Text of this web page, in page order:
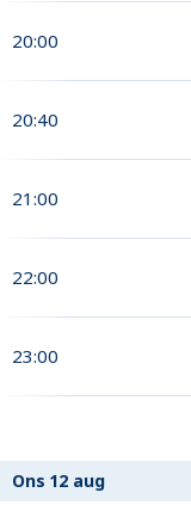
20:00
20:40
21:00
22:00
23:00
Ons 12 aug